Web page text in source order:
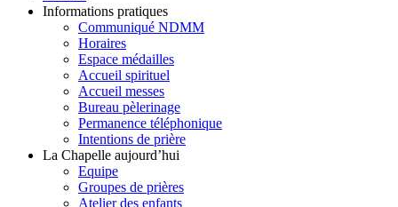
Informations pratiques
Communiqué NDMM
Horaires
Espace médailles
Accueil spirituel
Accueil messes
Bureau pèlerinage
Permanence téléphonique
Intentions de prière
La Chapelle aujourd’hui
Equipe
Groupes de prières
Atelier des enfants